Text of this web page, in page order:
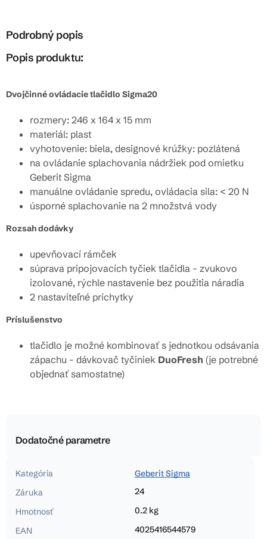
Podrobný popis
Popis produktu:
Dvojčinné ovládacie tlačidlo Sigma20
rozmery: 246 x 164 x 15 mm
materiál: plast
vyhotovenie: biela, designové krúžky: pozlátená
na ovládanie splachovania nádržiek pod omietku
Geberit Sigma
manuálne ovládanie spredu, ovládacia sila: < 20 N
úsporné splachovanie na 2 množstvá vody
Rozsah dodávky
upevňovací rámček
súprava pripojovacích tyčiek tlačidla - zvukovo
izolované, rýchle nastavenie bez použitia náradia
2 nastaviteľné príchytky
Príslušenstvo
tlačidlo je možné kombinovať s jednotkou odsávania
zápachu - dávkovač tyčiniek DuoFresh (je potrebné
objednať samostatne)
Dodatočné parametre
Kategória
Geberit Sigma
Záruka
24
Hmotnosť
0.2 kg
EAN
4025416544579